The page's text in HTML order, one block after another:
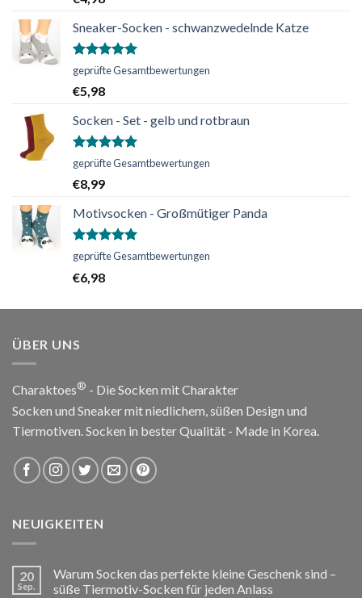
Sneaker-Socken - schwanzwedelnde Katze
Bewertet
von 5
geprüfte Gesamtbewertungen
€5,98
Socken - Set - gelb und rotbraun
Bewertet
von 5
geprüfte Gesamtbewertungen
€8,99
Motivsocken - Großmütiger Panda
Bewertet
von 5
geprüfte Gesamtbewertungen
€6,98
ÜBER UNS
Charaktoes® - Die Socken mit Charakter
Socken und Sneaker mit niedlichem, süßen Design und
Tiermotiven. Socken in bester Qualität - Made in Korea.
NEUIGKEITEN
20
Sep.
Warum Socken das perfekte kleine Geschenk sind –
süße Tiermotiv-Socken für jeden Anlass